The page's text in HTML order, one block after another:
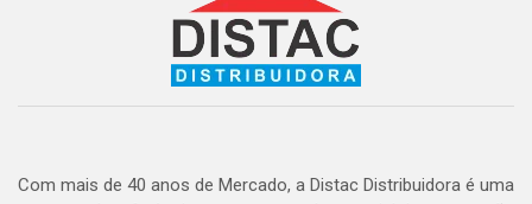
Com mais de 40 anos de Mercado, a Distac Distribuidora é uma